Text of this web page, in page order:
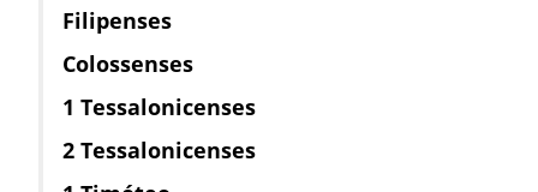
Filipenses
Colossenses
1 Tessalonicenses
2 Tessalonicenses